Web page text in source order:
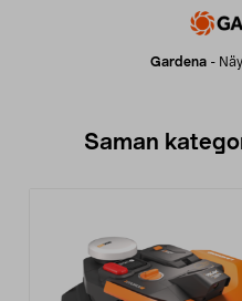
Gardena -
Saman